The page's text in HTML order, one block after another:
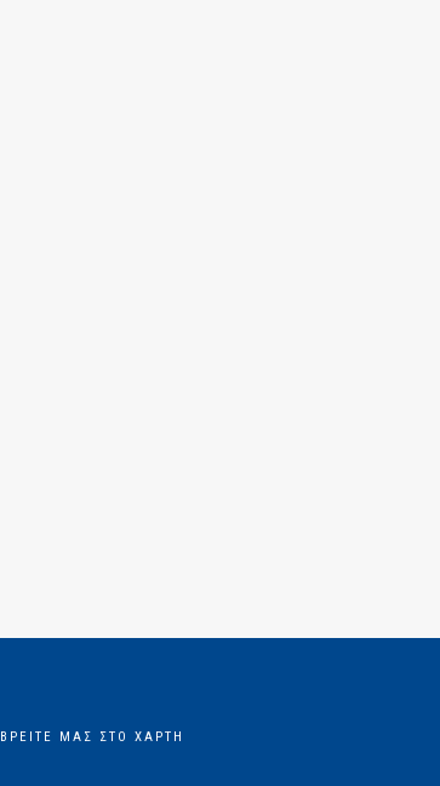
ΒΡΕΊΤΕ ΜΑΣ ΣΤΟ ΧΆΡΤΗ